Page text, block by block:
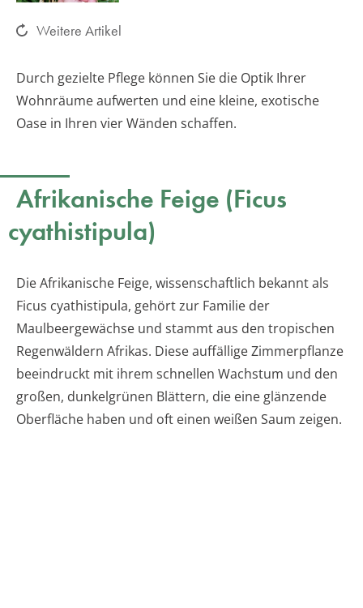
Weitere Artikel
Durch gezielte Pflege können Sie die Optik Ihrer
Wohnräume aufwerten und eine kleine, exotische
Oase in Ihren vier Wänden schaffen.
Afrikanische Feige (Ficus
cyathistipula)
Die Afrikanische Feige, wissenschaftlich bekannt als
Ficus cyathistipula, gehört zur Familie der
Maulbeergewächse und stammt aus den tropischen
Regenwäldern Afrikas. Diese auffällige Zimmerpflanze
beeindruckt mit ihrem schnellen Wachstum und den
großen, dunkelgrünen Blättern, die eine glänzende
Oberfläche haben und oft einen weißen Saum zeigen.